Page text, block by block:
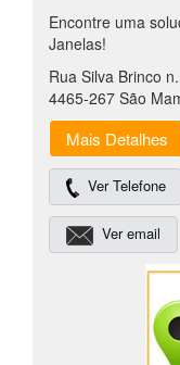
Encontre uma
Janelas!
Rua Silva Brinco
4465-267 São
Mais Detalhes
Ver Telefone
Ver email